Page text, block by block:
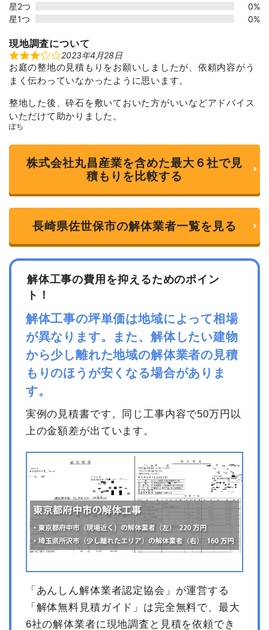
星2つ
0%
星1つ
0%
現地調査について
R
a
t
e
3
o
u
f
2023年4月28日
お庭の整地の見積もりをお願いしましたが、依頼内容がう
まく伝わっていなかったように思います。
整地した後、砕石を敷いておいた方がいいなどアドバイス
いただけて助かりました。
ぽち
株式会社丸昌産業を含めた最大６社で見
積もりを比較する
長崎県佐世保市の解体業者一覧を見る
解体工事の費用を抑えるためのポイン
ト！
解体工事の坪単価は地域によって相場
が異なります。また、解体したい建物
から少し離れた地域の解体業者の見積
もりのほうが安くなる場合がありま
す。
実例の見積書です。同じ工事内容で50万円以
上の金額差が出ています。
「あんしん解体業者認定協会」が運営する
「解体無料見積ガイド」は完全無料で、最大
6社の解体業者に現地調査と見積を依頼でき